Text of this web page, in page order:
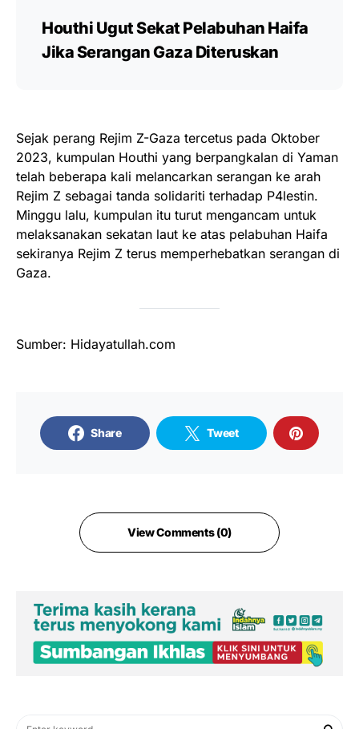
Houthi Ugut Sekat Pelabuhan Haifa
Jika Serangan Gaza Diteruskan
Sejak perang Rejim Z-Gaza tercetus pada Oktober
2023, kumpulan Houthi yang berpangkalan di Yaman
telah beberapa kali melancarkan serangan ke arah
Rejim Z sebagai tanda solidariti terhadap P4lestin.
Minggu lalu, kumpulan itu turut mengancam untuk
melaksanakan sekatan laut ke atas pelabuhan Haifa
sekiranya Rejim Z terus memperhebatkan serangan di
Gaza.
Sumber: Hidayatullah.com
Share Tweet
View Comments (0)